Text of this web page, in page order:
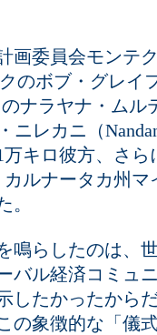
画委員会モンテ
のボブ・グレイ
ナラヤナ・ムル
レカニ（
キロ彼方、さ
ルナータカ州マ
。
鳴らしたのは、
バル経済コミュ
したかったから
の象徴的な「儀